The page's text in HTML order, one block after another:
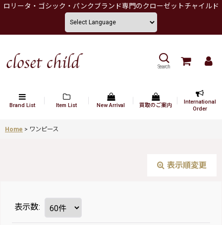
ロリータ・ゴシック・パンクブランド専門のクローゼットチャイルド
Search
Brand List Item List New Arrival 買取のご案内
International
Order
Home > ワンピース
表示順変更
表示数: